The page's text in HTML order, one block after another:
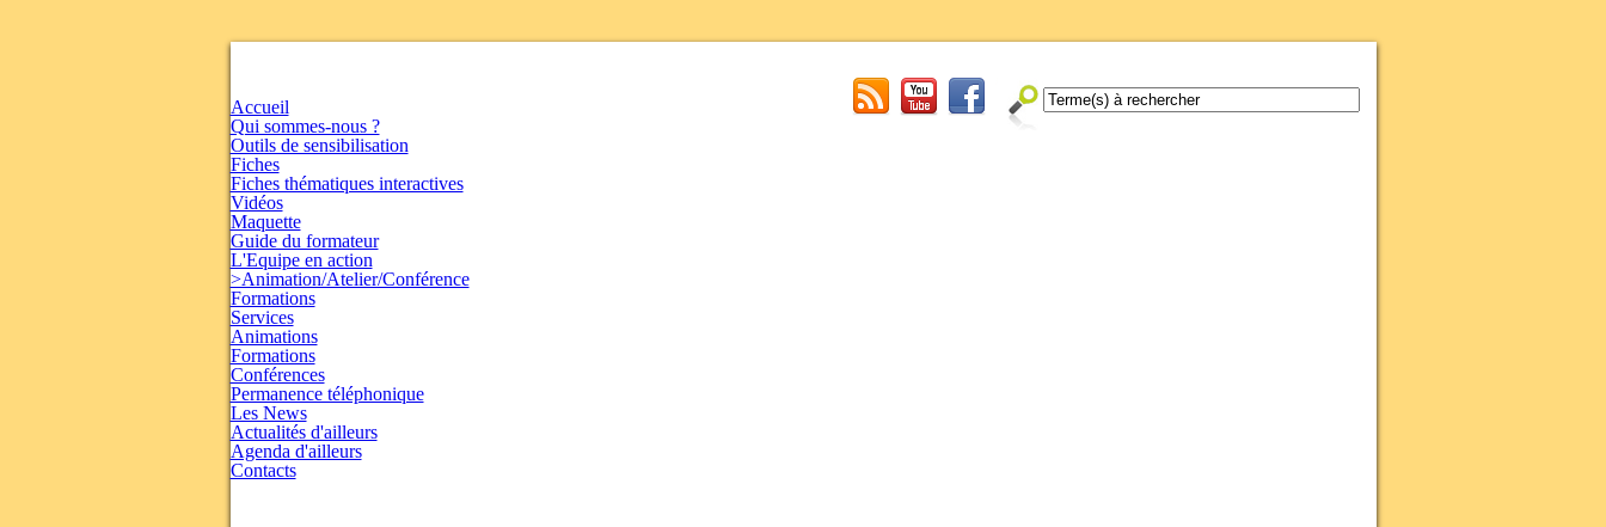
Accueil
Qui sommes-nous ?
Outils de sensibilisation
Fiches
Fiches thématiques interactives
Vidéos
Maquette
Guide du formateur
L'Equipe en action
>Animation/Atelier/Conférence
Formations
Services
Animations
Formations
Conférences
Permanence téléphonique
Les News
Actualités d'ailleurs
Agenda d'ailleurs
Contacts